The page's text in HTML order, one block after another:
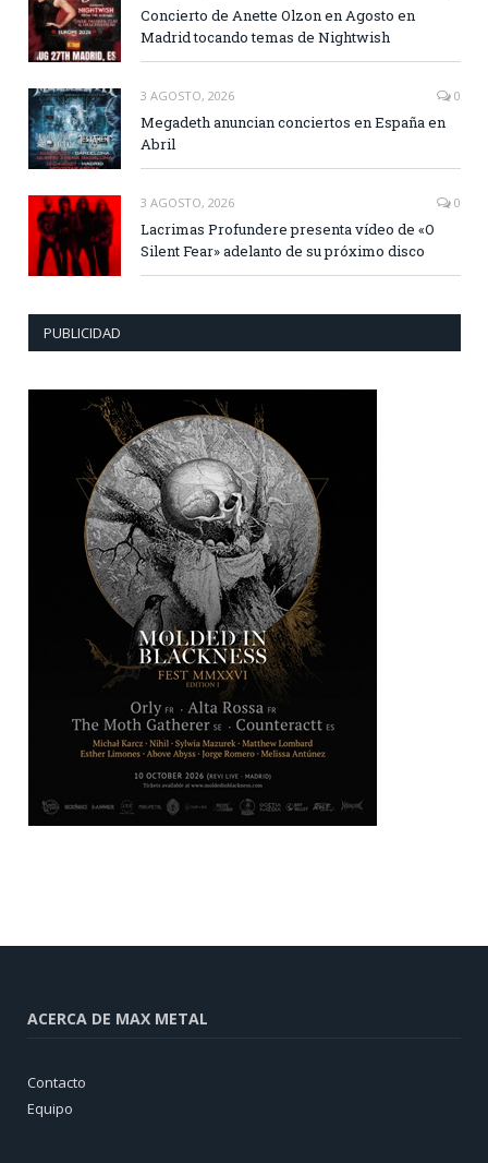
Concierto de Anette Olzon en Agosto en
Madrid tocando temas de Nightwish
3 AGOSTO, 2026 0
Megadeth anuncian conciertos en España en
Abril
3 AGOSTO, 2026 0
Lacrimas Profundere presenta vídeo de «O
Silent Fear» adelanto de su próximo disco
PUBLICIDAD
ACERCA DE MAX METAL
Contacto
Equipo